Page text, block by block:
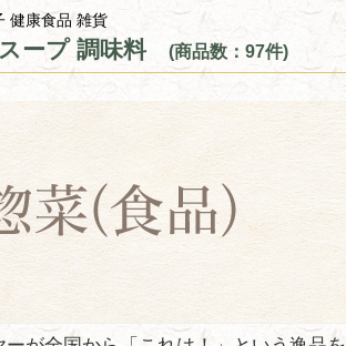
健康食品 雑貨
ープ 調味料 (商品数：97件)